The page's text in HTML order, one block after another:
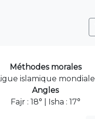
Méthodes morales
islamique mondiale
Angles
Fajr : 18° | Isha : 17°